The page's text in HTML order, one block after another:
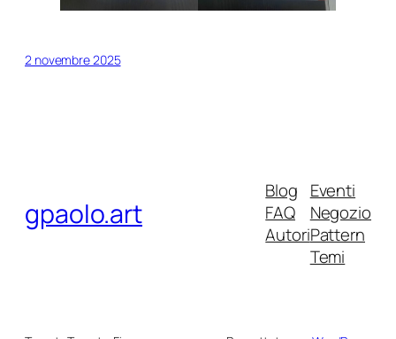
2 novembre 2025
gpaolo.art
Blog
FAQ
Autori
Eventi
Negozio
Pattern
Temi